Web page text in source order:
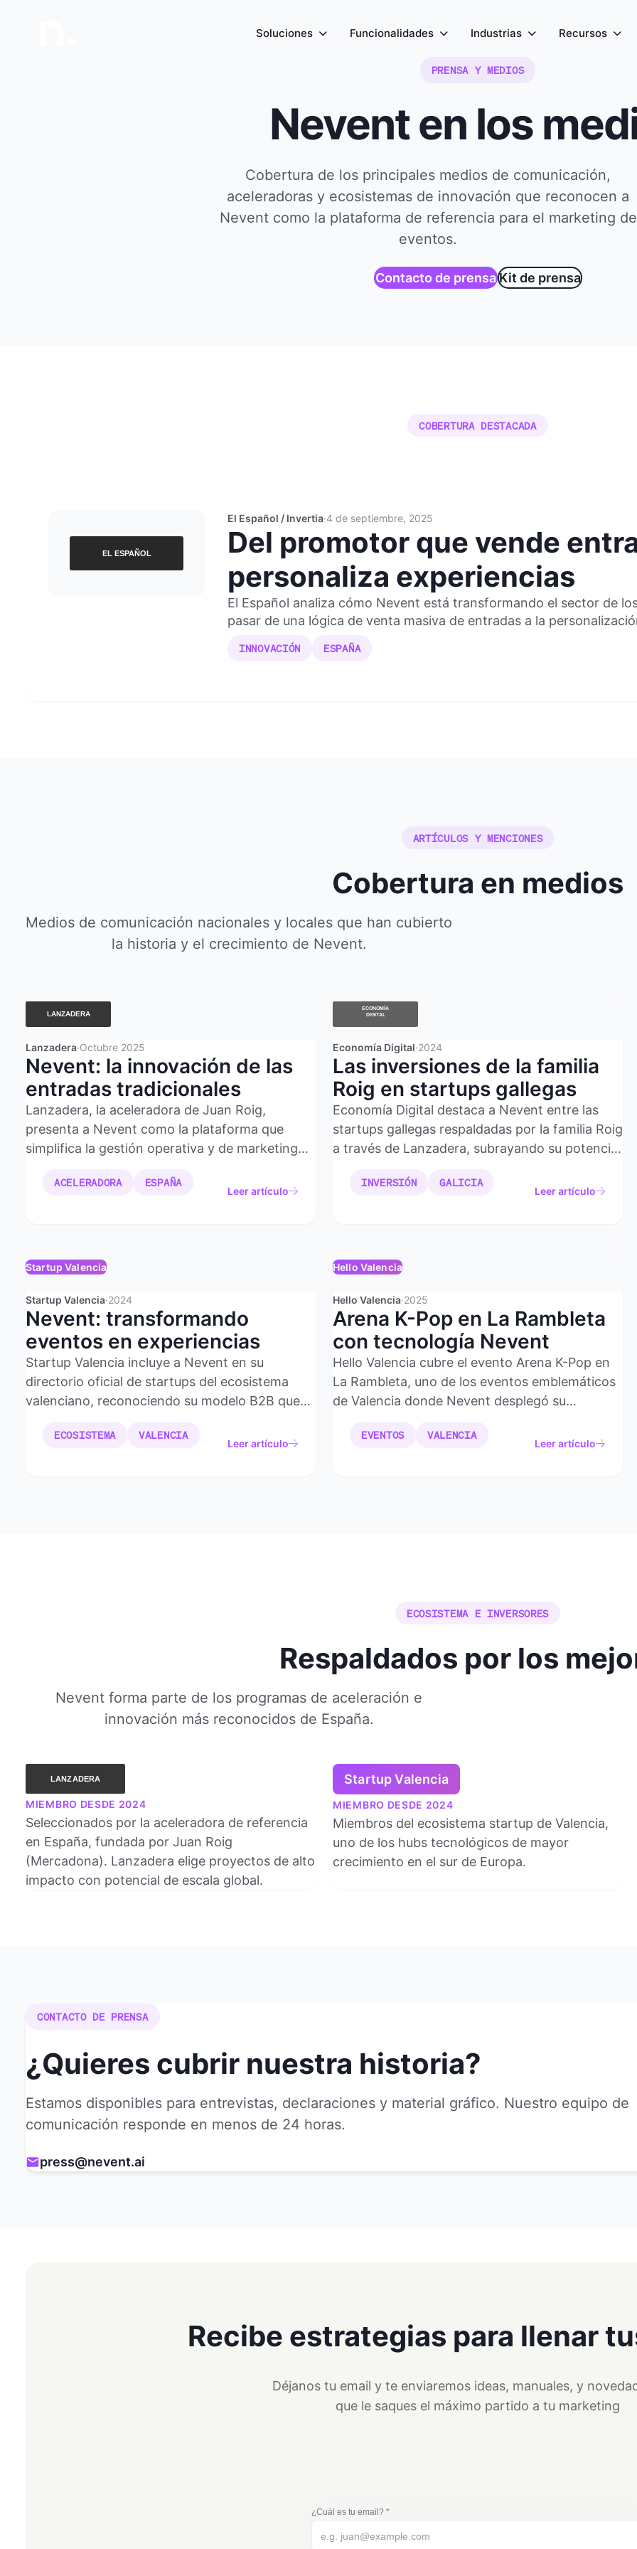
Soluciones Funcionalidades Industrias Recursos
PRENSA Y MEDIOS
Nevent en los
Cobertura de los principales medios de comunicación,
aceleradoras y ecosistemas de innovación que reconocen a
Nevent como la plataforma de referencia para el marketing de
eventos.
Contacto de prensaKit de prensa
COBERTURA DESTACADA
El Español / Invertia·4 de septiembre, 2025
Del promotor que vende
personaliza experiencias
El Español analiza cómo Nevent está transformando el sector de
pasar de una lógica de venta masiva de entradas a la
INNOVACIÓN ESPAÑA
ARTÍCULOS Y MENCIONES
Cobertura en medios
Medios de comunicación nacionales y locales que han cubierto
la historia y el crecimiento de Nevent.
Lanzadera·Octubre 2025
Nevent: la innovación de las
entradas tradicionales
Lanzadera, la aceleradora de Juan Roig,
presenta a Nevent como la plataforma que
simplifica la gestión operativa y de marketing
coloca al asistente en el centro de la
ACELERADORA ESPAÑA
Leer artículo
Economía Digital·2024
Las inversiones de la familia
Roig en startups gallegas
Economía Digital destaca a Nevent entre las
startups gallegas respaldadas por la familia Roig
a través de Lanzadera, subrayando su potencial
INVERSIÓN GALICIA
Leer artículo
Startup Valencia
Startup Valencia·2024
Nevent: transformando
eventos en experiencias
Startup Valencia incluye a Nevent en su
directorio oficial de startups del ecosistema
valenciano, reconociendo su modelo B2B que
experiencias completas.
ECOSISTEMA VALENCIA
Leer artículo
Hello Valencia
Hello Valencia·2025
Arena K-Pop en La Rambleta
con tecnología Nevent
Hello Valencia cubre el evento Arena K-Pop en
La Rambleta, uno de los eventos emblemáticos
de Valencia donde Nevent desplegó su
asistentes.
EVENTOS VALENCIA
Leer artículo
ECOSISTEMA E INVERSORES
Respaldados por los
Nevent forma parte de los programas de aceleración e
innovación más reconocidos de España.
MIEMBRO DESDE 2024
Seleccionados por la aceleradora de referencia
en España, fundada por Juan Roig
(Mercadona). Lanzadera elige proyectos de alto
impacto con potencial de escala global.
Startup Valencia
MIEMBRO DESDE 2024
Miembros del ecosistema startup de Valencia,
uno de los hubs tecnológicos de mayor
crecimiento en el sur de Europa.
CONTACTO DE PRENSA
¿Quieres cubrir nuestra historia?
Estamos disponibles para entrevistas, declaraciones y material gráfico. Nuestro equipo de
comunicación responde en menos de 24 horas.
press@nevent.ai
Recibe estrategias para llenar
Déjanos tu email y te enviaremos ideas, manuales, y
que le saques el máximo partido a tu marketing